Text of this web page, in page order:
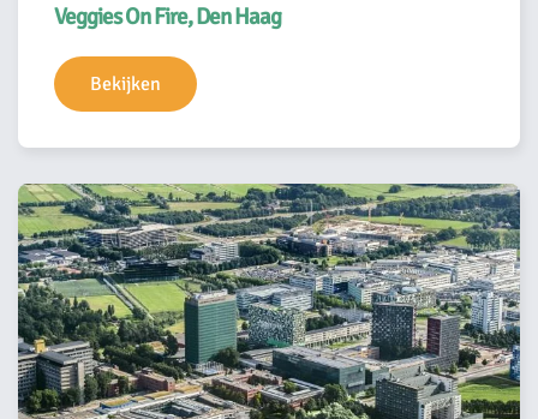
Veggies On Fire, Den Haag
Bekijken